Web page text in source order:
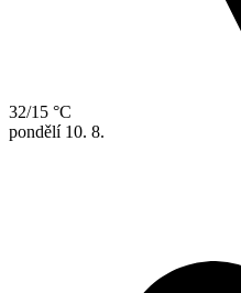
32/15 °C
pondělí 10. 8.